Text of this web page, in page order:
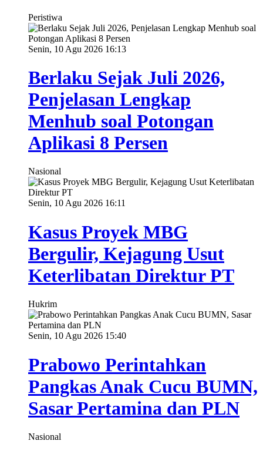
Peristiwa
Senin, 10 Agu 2026 16:13
Berlaku Sejak Juli 2026,
Penjelasan Lengkap
Menhub soal Potongan
Aplikasi 8 Persen
Nasional
Senin, 10 Agu 2026 16:11
Kasus Proyek MBG
Bergulir, Kejagung Usut
Keterlibatan Direktur PT
Hukrim
Senin, 10 Agu 2026 15:40
Prabowo Perintahkan
Pangkas Anak Cucu BUMN,
Sasar Pertamina dan PLN
Nasional